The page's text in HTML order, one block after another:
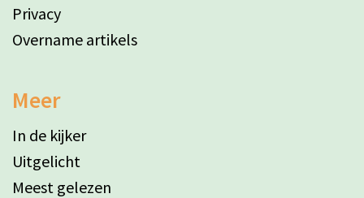
Privacy
Overname artikels
Meer
In de kijker
Uitgelicht
Meest gelezen